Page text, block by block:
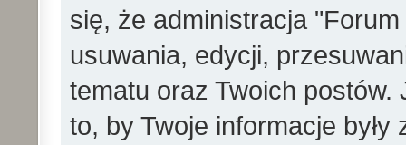
się, że administracja
usuwania, edycji,
tematu oraz Twoich
to, by Twoje informacje